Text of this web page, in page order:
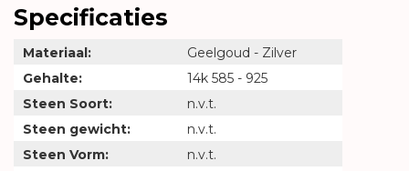
Specificaties
Materiaal:
Geelgoud - Zilver
Gehalte:
14k 585 - 925
Steen Soort:
n.v.t.
Steen gewicht:
n.v.t.
Steen Vorm:
n.v.t.